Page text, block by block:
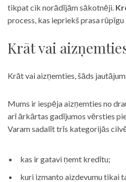
tikpat cik norādījām sākotnēji.
process, kas iepriekš prasa
Krāt vai
Krāt vai aizņemties, šāds
Mums ir iespēja aizņemties no
arī ārkārtas gadījumos vērsties
Varam sadalīt trīs kategorijās
kas ir gatavi ņemt kredītu;
kuri izmanto aizdevumu tikai